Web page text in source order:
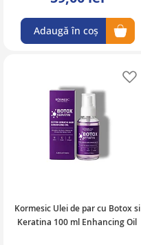
Adaugă în coș
Kormesic Ulei de par cu Botox si
Keratina 100 ml Enhancing Oil